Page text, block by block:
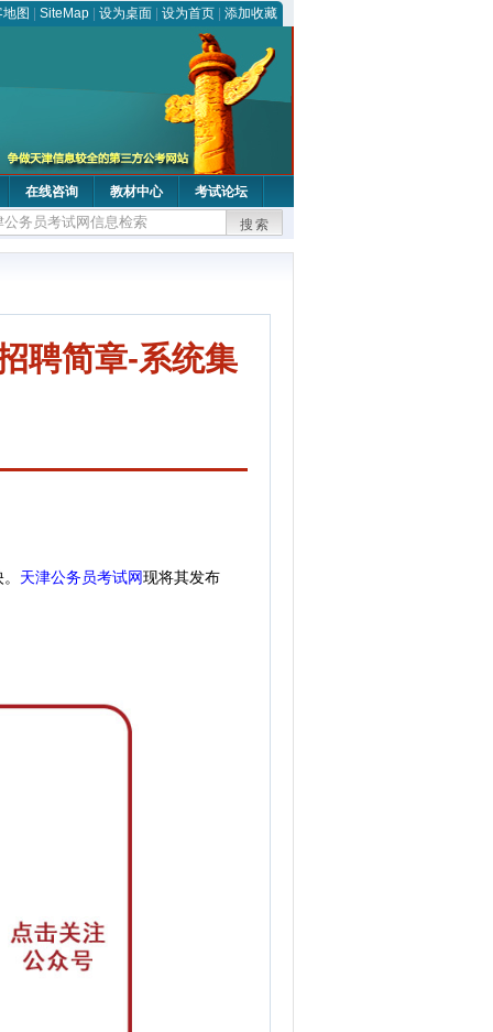
图 SiteMap 设为桌面 设为首页 添加收藏
在线咨询 教材中心 考试论坛
搜索
聘简章-系统集
天津公务员考试网现将其发布